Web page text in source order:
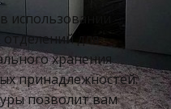
использовании –
для
хранения
принадлежностей.
позволит вам